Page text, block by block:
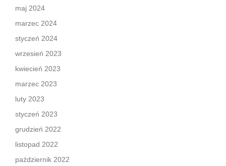
maj 2024
marzec 2024
styczeń 2024
wrzesień 2023
kwiecień 2023
marzec 2023
luty 2023
styczeń 2023
grudzień 2022
listopad 2022
październik 2022